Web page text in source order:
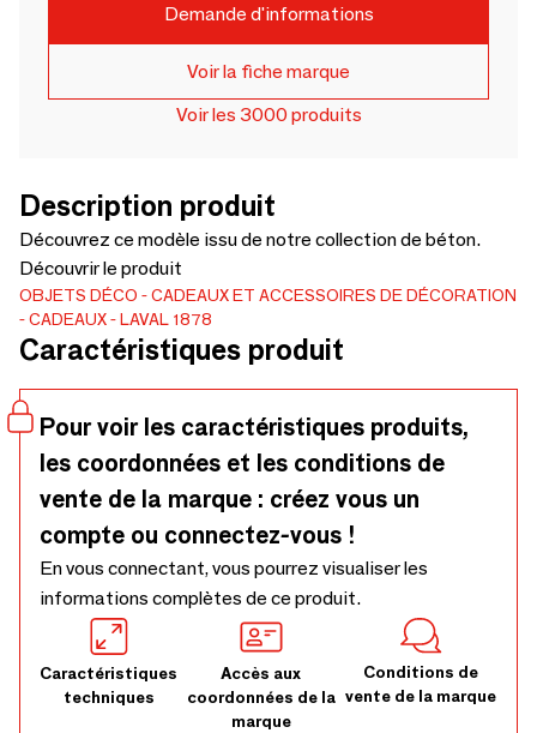
Demande d'informations
Voir la fiche marque
Voir les 3000 produits
Description produit
Découvrez ce modèle issu de notre collection de béton.
Découvrir le produit
OBJETS DÉCO
CADEAUX ET ACCESSOIRES DE DÉCORATION
CADEAUX
LAVAL 1878
Caractéristiques produit
Pour voir les caractéristiques produits,
les coordonnées et les conditions de
vente de la marque : créez vous un
compte ou connectez-vous !
En vous connectant, vous pourrez visualiser les
informations complètes de ce produit.
Caractéristiques
techniques
Accès aux
coordonnées de la
marque
Conditions de
vente de la marque